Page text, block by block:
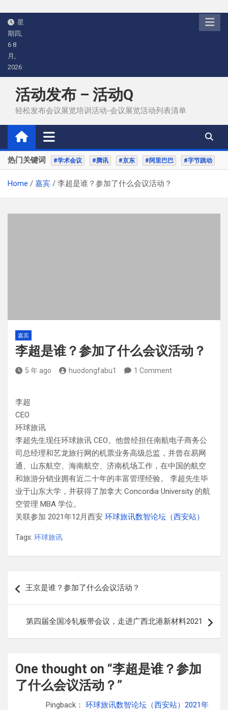
Skip
content
星
期四,
6 8
月,
2026
活动发布 – 活动Q
轻松发布会议展览培训活动-会议展览活动列表清单
热门关键词 #学术会议 #腾讯 #京东 #阿里巴巴 #字节跳动
Home 嘉宾 李超是谁？参加了什么会议活动？
嘉宾
李超是谁？参加了什么会议活动？
5 年 ago huodongfabu1 1 Comment
李超
CEO
环球旅讯
李超先生现任环球旅讯 CEO。他曾经担任南航电子商务公
司总经理和艺龙旅行网的机票业务高级总监，并曾在易网
通、山东航空、海南航空、济南机场工作，在中国的航空
和旅游分销业拥有近二十年的丰富管理经验。 李超先生毕
业于山东大学，并获得了加拿大 Concordia University 的航
空管理 MBA 学位。
关联参加 2021年12月西安 环球旅讯数智论坛（西安站）
Tags: 环球旅讯
章
王京是谁？参加了什么会议活动？
第四届全国冷轧板带会议，走进广西北港新材料2021
One thought on “李超是谁？参加
了什么会议活动？ ”
Pingback： 环球旅讯数智论坛（西安站）2021年